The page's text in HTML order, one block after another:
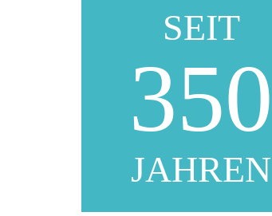
SEIT
350
JAHREN